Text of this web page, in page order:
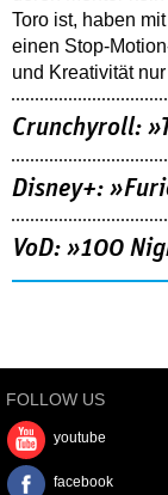
Toro ist, haben
einen Stop-
und Kreativität
Crunchyroll:
Disney+:
VoD: »100
FOLLOW US
youtube
facebook